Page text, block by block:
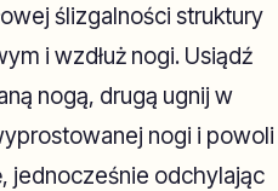
ślizgalności struktury
i wzdłuż nogi. Usiądź
nogą, drugą ugnij w
nogi i powoli
jednocześnie odchylając